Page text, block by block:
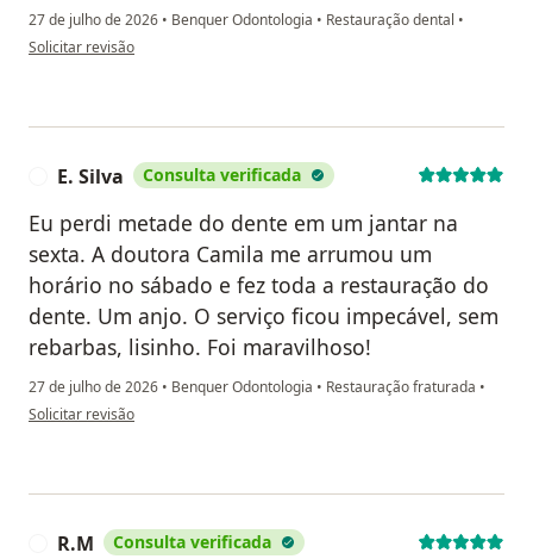
27 de julho de 2026 • Benquer Odontologia • Restauração dental •
na opinião do utilizador L.L.
Solicitar revisão
E. Silva Consulta verificada
Eu perdi metade do dente em um jantar na
sexta. A doutora Camila me arrumou um
horário no sábado e fez toda a restauração do
dente. Um anjo. O serviço ficou impecável, sem
rebarbas, lisinho. Foi maravilhoso!
27 de julho de 2026 • Benquer Odontologia • Restauração fraturada •
na opinião do utilizador E. Silva
Solicitar revisão
R.M Consulta verificada